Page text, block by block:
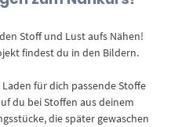
Stoff und Lust aufs Nähen!
findest du in den Bildern.
für dich passende Stoffe
du bei Stoffen aus deinem
die später gewaschen